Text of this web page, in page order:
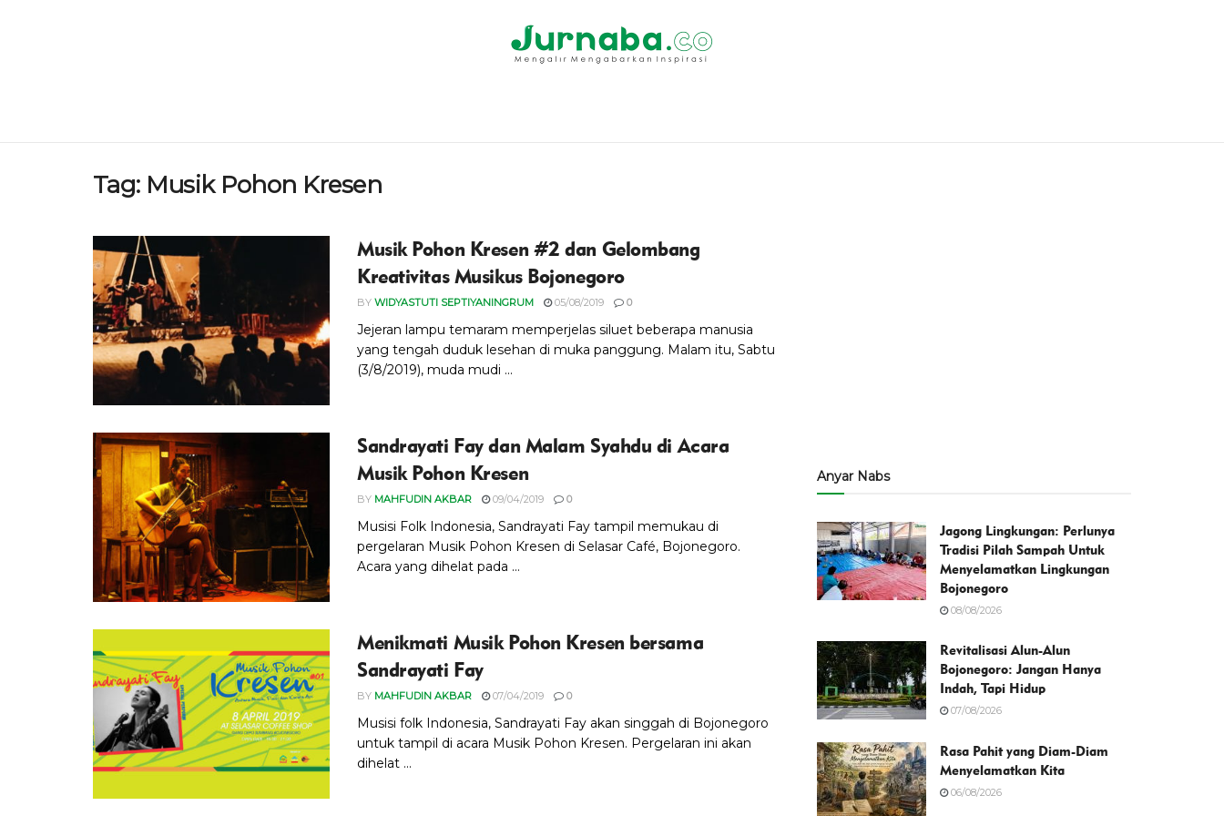
Tag: Musik Pohon Kresen
Musik Pohon Kresen #2 dan Gelombang
Kreativitas Musikus Bojonegoro
BY WIDYASTUTI SEPTIYANINGRUM 05/08/2019 0
Jejeran lampu temaram memperjelas siluet beberapa manusia
yang tengah duduk lesehan di muka panggung. Malam itu, Sabtu
(3/8/2019), muda mudi ...
Sandrayati Fay dan Malam Syahdu di Acara
Musik Pohon Kresen
BY MAHFUDIN AKBAR 09/04/2019 0
Musisi Folk Indonesia, Sandrayati Fay tampil memukau di
pergelaran Musik Pohon Kresen di Selasar Café, Bojonegoro.
Acara yang dihelat pada ...
Menikmati Musik Pohon Kresen bersama
Sandrayati Fay
BY MAHFUDIN AKBAR 07/04/2019 0
Musisi folk Indonesia, Sandrayati Fay akan singgah di Bojonegoro
untuk tampil di acara Musik Pohon Kresen. Pergelaran ini akan
dihelat ...
Anyar Nabs
Jagong Lingkungan: Perlunya
Tradisi Pilah Sampah Untuk
Menyelamatkan Lingkungan
Bojonegoro
08/08/2026
Revitalisasi Alun-Alun
Bojonegoro: Jangan Hanya
Indah, Tapi Hidup
07/08/2026
Rasa Pahit yang Diam-Diam
Menyelamatkan Kita
06/08/2026